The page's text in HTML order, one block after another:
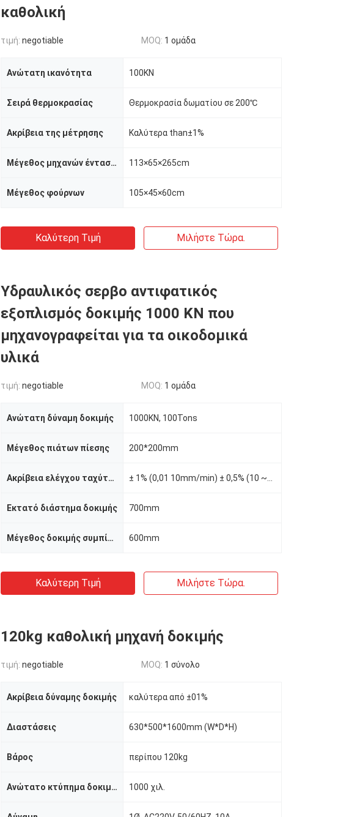
καθολική
τιμή: negotiable MOQ: 1 ομάδα
Ανώτατη ικανότητα 100KN
Σειρά θερμοκρασίας Θερμοκρασία δωματίου σε 200℃
Ακρίβεια της μέτρησης Καλύτερα than±1%
Μέγεθος μηχανών έντασης 113×65×265cm
Μέγεθος φούρνων 105×45×60cm
Καλύτερη Τιμή Μιλήστε Τώρα.
Υδραυλικός σερβο αντιφατικός
εξοπλισμός δοκιμής 1000 KN που
μηχανογραφείται για τα οικοδομικά
υλικά
τιμή: negotiable MOQ: 1 ομάδα
Ανώτατη δύναμη δοκιμής 1000KN, 100Tons
Μέγεθος πιάτων πίεσης 200*200mm
Ακρίβεια ελέγχου ταχύτητας
Εκτατό διάστημα δοκιμής 700mm
Μέγεθος δοκιμής συμπίεσης 600mm
Καλύτερη Τιμή Μιλήστε Τώρα.
120kg καθολική μηχανή δοκιμής
τιμή: negotiable MOQ: 1 σύνολο
Ακρίβεια δύναμης δοκιμής καλύτερα από ±01%
Διαστάσεις 630*500*1600mm (W*D*H)
Βάρος περίπου 120kg
Ανώτατο κτύπημα δοκιμής 1000 χιλ.